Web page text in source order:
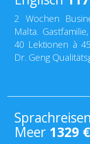
2 Wochen
Malta.
40 Lektionen à
Dr. Geng
Meer 1329 €